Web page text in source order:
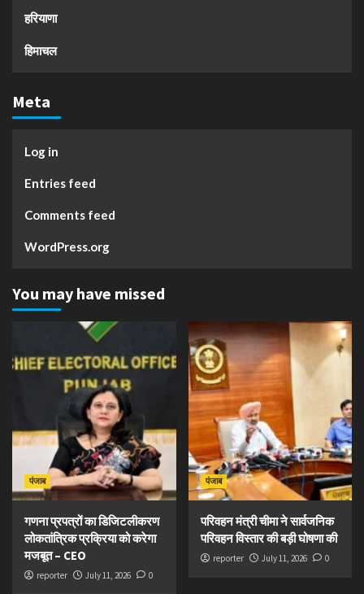
हरियाणा
हिमाचल
Meta
Log in
Entries feed
Comments feed
WordPress.org
You may have missed
पंजाब
गणना प्रपत्रों का डिजिटलीकरण
लोकतांत्रिक प्रक्रिया को करेगा
मजबूत – CEO
reporter July 11, 2026 0
पंजाब
परिवहन मंत्री चीमा ने सार्वजनिक
परिवहन विस्तार की बड़ी घोषणा की
reporter July 11, 2026 0